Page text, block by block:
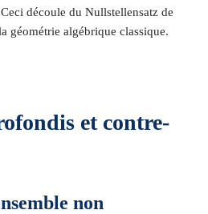
découle du Nullstellensatz de
géométrie algébrique classique.
et contre-
non